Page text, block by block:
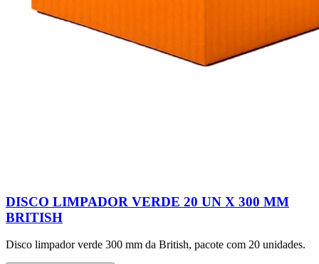
DISCO LIMPADOR VERDE 20 UN X 300 MM
BRITISH
Disco limpador verde 300 mm da British, pacote com 20 unidades.